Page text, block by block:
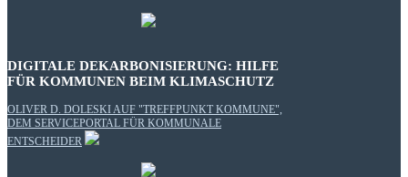
DIGITALE DEKARBONISIERUNG: HILFE
FÜR KOMMUNEN BEIM KLIMASCHUTZ
OLIVER D. DOLESKI AUF "TREFFPUNKT KOMMUNE",
DEM SERVICEPORTAL FÜR KOMMUNALE
ENTSCHEIDER